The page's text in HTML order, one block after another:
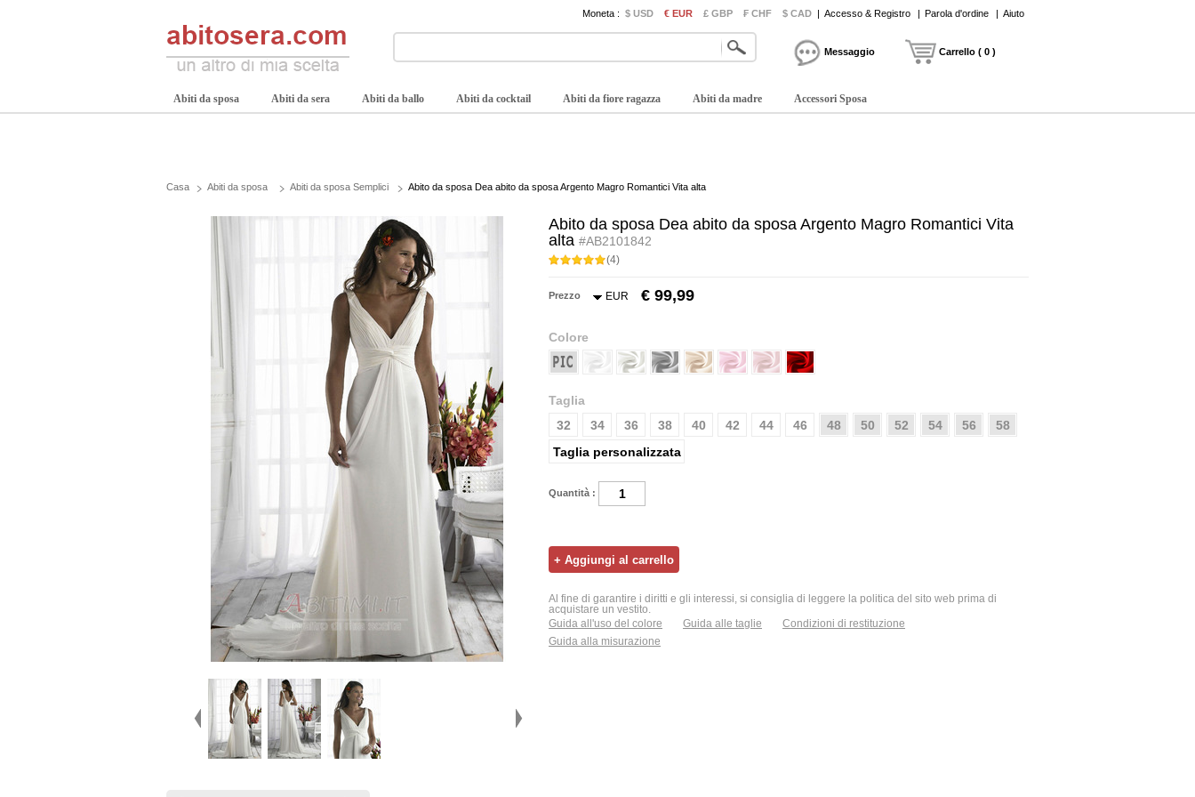
Moneta : $ USD € EUR £ GBP ₣ CHF $ CAD | Accesso & Registro | Parola d'ordine | Aiuto
Messaggio Carrello ( 0 )
Abiti da sposa Abiti da sera Abiti da ballo Abiti da cocktail Abiti da fiore ragazza Abiti da madre Accessori Sposa
Casa Abiti da sposa Abiti da sposa Semplici Abito da sposa Dea abito da sposa Argento Magro Romantici Vita alta
Abito da sposa Dea abito da sposa Argento Magro Romantici Vita
alta #AB2101842
(4)
Prezzo EUR € 99,99
Colore
Taglia
32
34 36 38 40 42 44 46 48 50 52 54 56
58
Taglia personalizzata
Quantità :
Al fine di garantire i diritti e gli interessi, si consiglia di leggere la politica del sito web prima di
acquistare un vestito.
Guida all'uso del colore
Guida alle taglie
Condizioni di restituzione
Guida alla misurazione